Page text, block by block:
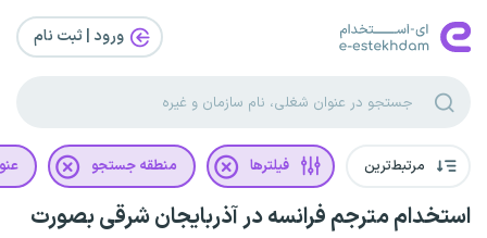
ورود | ثبت‌ نام
مرتبط‌ترین فیلترها منطقه جستجو
استخدام مترجم فرانسه در آذربایجان شرقی بصورت